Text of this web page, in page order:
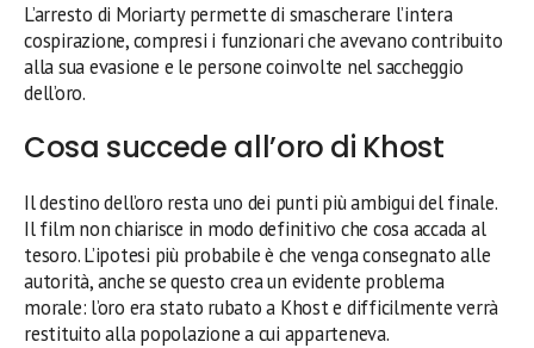
L’arresto di Moriarty permette di smascherare l’intera
cospirazione, compresi i funzionari che avevano contribuito
alla sua evasione e le persone coinvolte nel saccheggio
dell’oro.
Cosa succede all’oro di Khost
Il destino dell’oro resta uno dei punti più ambigui del finale.
Il film non chiarisce in modo definitivo che cosa accada al
tesoro. L’ipotesi più probabile è che venga consegnato alle
autorità, anche se questo crea un evidente problema
morale: l’oro era stato rubato a Khost e difficilmente verrà
restituito alla popolazione a cui apparteneva.